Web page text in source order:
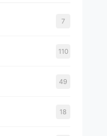
7
110
49
18